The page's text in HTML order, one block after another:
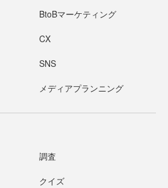
BtoBマーケティング
CX
SNS
メディアプランニング
調査
クイズ